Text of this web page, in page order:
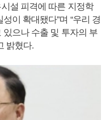
설 피격에 따른 지정학
이 확대됐다”며 “우리 경
으나 수출 및 투자의 부
밝혔다.